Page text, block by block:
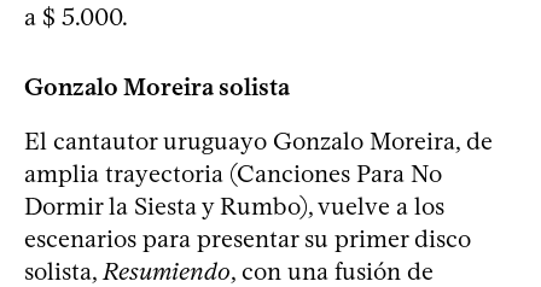
a $ 5.000.
Gonzalo Moreira solista
El cantautor uruguayo Gonzalo Moreira, de
amplia trayectoria (Canciones Para No
Dormir la Siesta y Rumbo), vuelve a los
escenarios para presentar su primer disco
solista, Resumiendo, con una fusión de